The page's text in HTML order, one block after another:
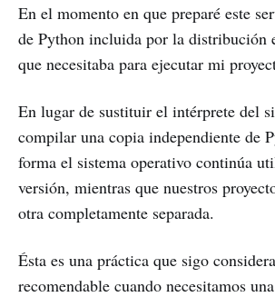
En el momento en que preparé este
de Python incluida por la distribución
que necesitaba para ejecutar mi
En lugar de sustituir el intérprete del
compilar una copia independiente de
forma el sistema operativo continúa
versión, mientras que nuestros
otra completamente separada.
Ésta es una práctica que sigo
recomendable cuando necesitamos